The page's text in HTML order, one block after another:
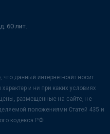
60 лит.
данный интернет-сайт носит
и ни при каких условиях
размещенные на сайте, не
положениями Статей 435 и
кодекса РФ.